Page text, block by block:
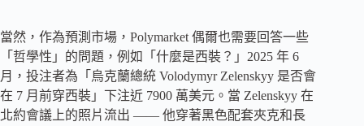
當然，作為預測市場，Polymarket 偶爾也需要回答一些
「哲學性」的問題，例如「什麼是西裝？」2025 年 6
月，投注者為「烏克蘭總統 Volodymyr Zelenskyy 是否會
在 7 月前穿西裝」下注近 7900 萬美元。當 Zelenskyy 在
北約會議上的照片流出 —— 他穿著黑色配套夾克和長